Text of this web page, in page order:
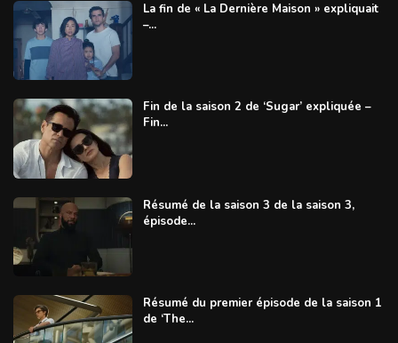
La fin de « La Dernière Maison » expliquait
–...
Fin de la saison 2 de ‘Sugar’ expliquée –
Fin...
Résumé de la saison 3 de la saison 3,
épisode...
Résumé du premier épisode de la saison 1
de ‘The...